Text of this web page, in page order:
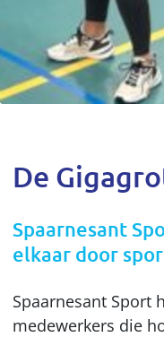
De
Spaarnesant
elkaar door
Spaarnesant Sport
medewerkers die